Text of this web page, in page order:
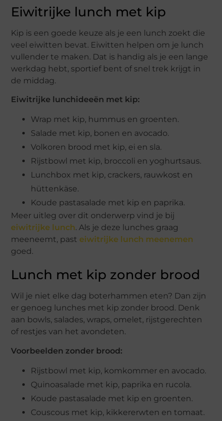
Eiwitrijke lunch met kip
Kip is een goede keuze als je een lunch zoekt die
veel eiwitten bevat. Eiwitten helpen om je lunch
vullender te maken. Dat is handig als je een lange
werkdag hebt, sportief bent of snel trek krijgt in
de middag.
Eiwitrijke lunchideeën met kip:
Wrap met kip, hummus en groenten.
Salade met kip, bonen en avocado.
Volkoren brood met kip, ei en sla.
Rijstbowl met kip, broccoli en yoghurtsaus.
Lunchbox met kip, crackers, rauwkost en
hüttenkäse.
Koude pastasalade met kip en paprika.
Meer uitleg over dit onderwerp vind je bij
eiwitrijke lunch. Als je deze lunches graag
meeneemt, past eiwitrijke lunch meenemen
goed.
Lunch met kip zonder brood
Wil je niet elke dag boterhammen eten? Dan zijn
er genoeg lunches met kip zonder brood. Denk
aan bowls, salades, wraps, omelet, rijstgerechten
of restjes van het avondeten.
Voorbeelden zonder brood:
Rijstbowl met kip, komkommer en avocado.
Quinoasalade met kip, paprika en rucola.
Koude pastasalade met kip en groenten.
Couscous met kip, kikkererwten en tomaat.